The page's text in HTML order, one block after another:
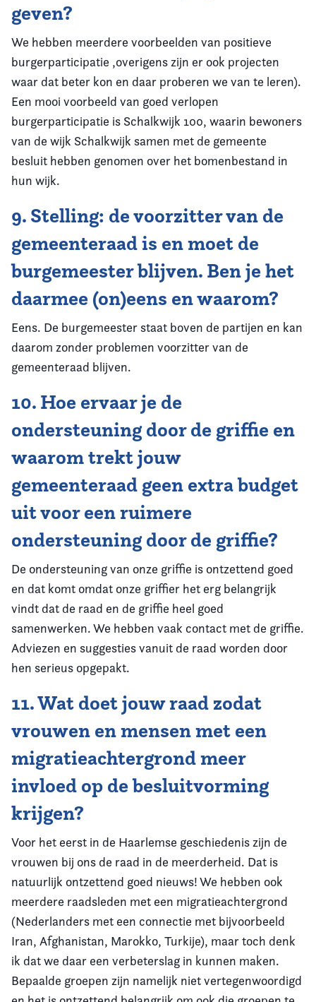
geven?
We hebben meerdere voorbeelden van positieve
burgerparticipatie ,overigens zijn er ook projecten
waar dat beter kon en daar proberen we van te leren).
Een mooi voorbeeld van goed verlopen
burgerparticipatie is Schalkwijk 100, waarin bewoners
van de wijk Schalkwijk samen met de gemeente
besluit hebben genomen over het bomenbestand in
hun wijk.
9. Stelling: de voorzitter van de
gemeenteraad is en moet de
burgemeester blijven. Ben je het
daarmee (on)eens en waarom?
Eens. De burgemeester staat boven de partijen en kan
daarom zonder problemen voorzitter van de
gemeenteraad blijven.
10. Hoe ervaar je de
ondersteuning door de griffie en
waarom trekt jouw
gemeenteraad geen extra budget
uit voor een ruimere
ondersteuning door de griffie?
De ondersteuning van onze griffie is ontzettend goed
en dat komt omdat onze griffier het erg belangrijk
vindt dat de raad en de griffie heel goed
samenwerken. We hebben vaak contact met de griffie.
Adviezen en suggesties vanuit de raad worden door
hen serieus opgepakt.
11. Wat doet jouw raad zodat
vrouwen en mensen met een
migratieachtergrond meer
invloed op de besluitvorming
krijgen?
Voor het eerst in de Haarlemse geschiedenis zijn de
vrouwen bij ons de raad in de meerderheid. Dat is
natuurlijk ontzettend goed nieuws! We hebben ook
meerdere raadsleden met een migratieachtergrond
(Nederlanders met een connectie met bijvoorbeeld
Iran, Afghanistan, Marokko, Turkije), maar toch denk
ik dat we daar een verbeterslag in kunnen maken.
Bepaalde groepen zijn namelijk niet vertegenwoordigd